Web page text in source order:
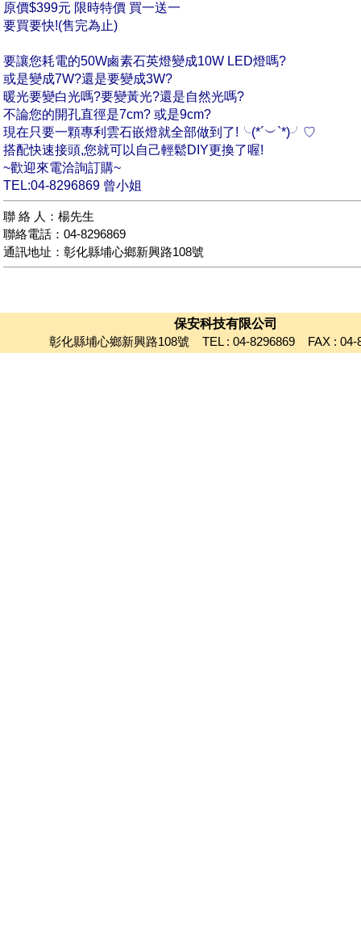
原價$399元 限時特價 買一送一
要買要快!(售完為止)
要讓您耗電的50W鹵素石英燈變成10W LED燈嗎?
或是變成7W?還是要變成3W?
暖光要變白光嗎?要變黃光?還是自然光嗎?
不論您的開孔直徑是7cm? 或是9cm?
現在只要一顆專利雲石嵌燈就全部做到了!╰(*´︶`*)╯♡
搭配快速接頭,您就可以自己輕鬆DIY更換了喔!
~歡迎來電洽詢訂購~
TEL:04-8296869 曾小姐
聯 絡 人：楊先生
聯絡電話：04-8296869
通訊地址：彰化縣埔心鄉新興路108號
保安科技有限公司
彰化縣埔心鄉新興路108號 TEL : 04-8296869 FAX : 04-